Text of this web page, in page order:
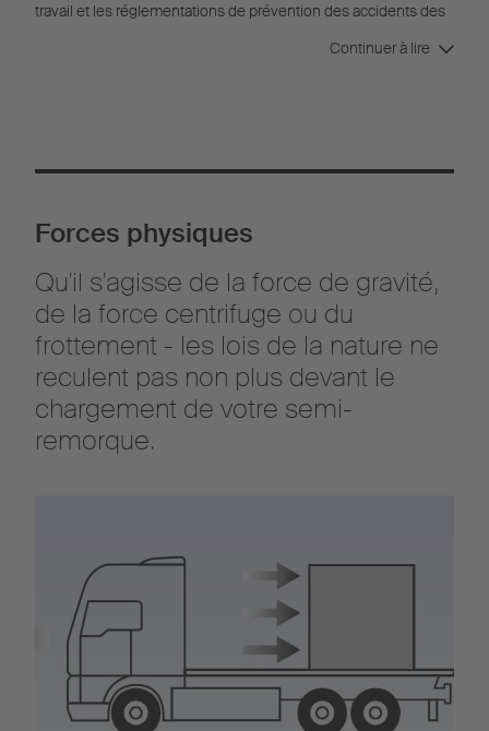
travail et les réglementations de prévention des accidents des
réglementations de prévention des accidents), pour que vous
mentionnent aussi les obligations du propriétaire du véhicule,
Continuer à lire
Forces physiques
Qu'il s'agisse de la force de gravité,
de la force centrifuge ou du
frottement - les lois de la nature ne
reculent pas non plus devant le
chargement de votre semi-
remorque.